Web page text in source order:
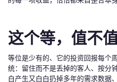
这个等，值不值
等位是少有的、它的投资回报每个
统：留住而不是丢掉的客人、按分
白产生又白白扔掉多年的需求数据